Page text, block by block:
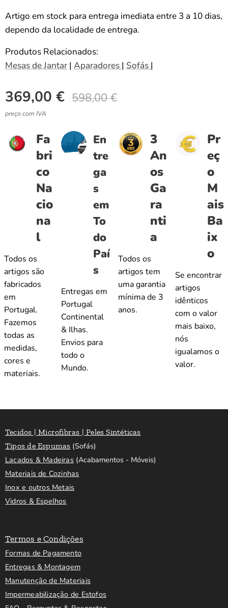
Artigo em stock para entrega imediata entre 3 a 10 dias,
dependo da localidade de entrega.
Produtos Relacionados:
Mesas de Jantar | Aparadores | Sofás |
369,00 € 598,00€
preço com IVA
Fa
bri
co
Na
cio
na
l
Todos os
artigos são
fabricados
em
Portugal.
Fazemos
todas as
medidas,
cores e
materiais.
En
tre
ga
s
em
To
do
Paí
s
Entregas em
Portugal
Continental
& Ilhas.
Envios para
todo o
Mundo.
3
An
os
Ga
ra
nti
a
Todos os
artigos tem
uma garantia
mínima de 3
anos.
Pr
eç
o
M
ais
Ba
ix
o
Se encontrar
artigos
idênticos
com o valor
mais baixo,
nós
igualamos o
valor.
Tecidos | Microfibras | Peles Sintéticas
Tipos de Espumas (Sofás)
Lacados & Madeiras(Acabamentos - Móveis)
Materiais de Cozinhas
Inox e outros Metais
Vidros & Espelhos
Termos e Condições
Formas de Pagamento
Entregas & Montagem
Manutenção de Materiais
Impermeabilização de Estofos